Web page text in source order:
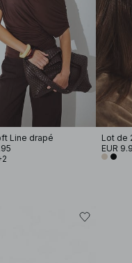
Line drapé
Lot de
EUR